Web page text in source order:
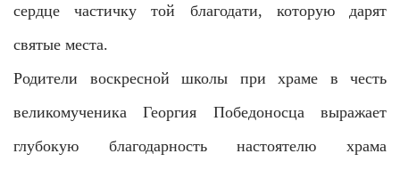
сердце частичку той благодати, которую дарят
святые места.
Родители воскресной школы при храме в честь
великомученика Георгия Победоносца выражает
глубокую благодарность настоятелю храма